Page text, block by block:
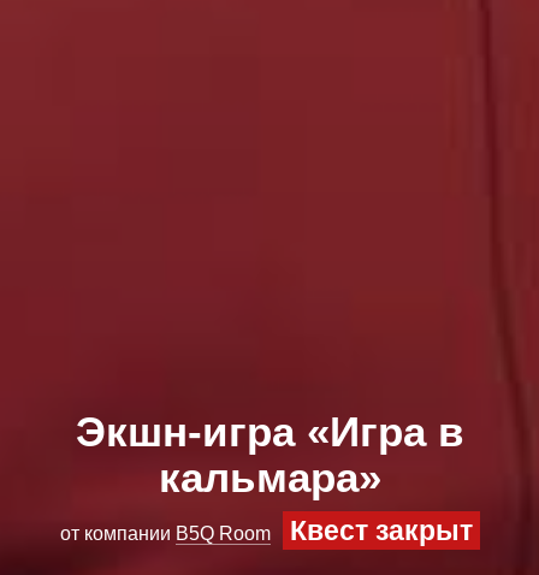
Экшн-игра «Игра в
кальмара»
от компании B5Q Room Квест закрыт